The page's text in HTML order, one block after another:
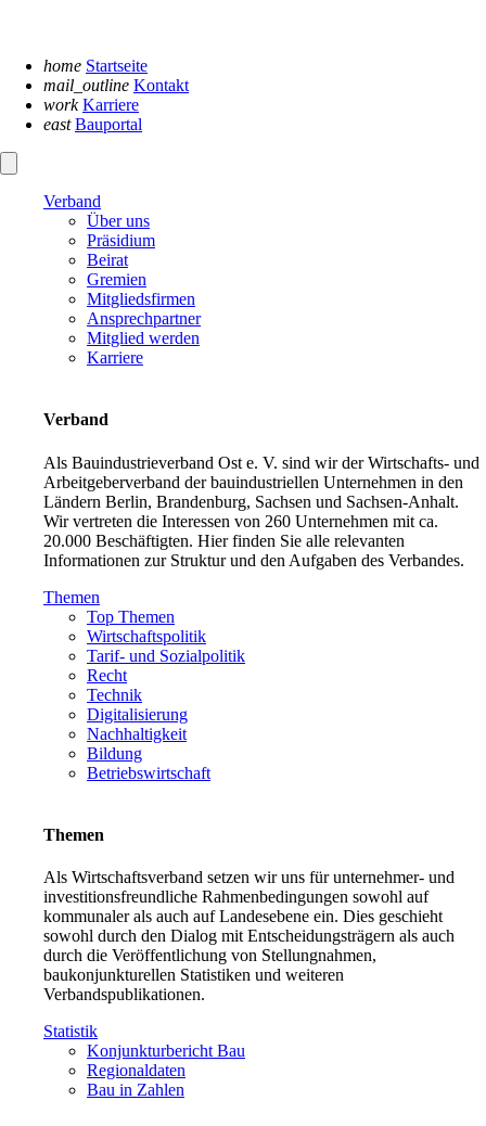
home Startseite
mail_outline Kontakt
work Karriere
east Bauportal
Verband
Über uns
Präsidium
Beirat
Gremien
Mitgliedsfirmen
Ansprechpartner
Mitglied werden
Karriere
Verband
Als Bauindustrieverband Ost e. V. sind wir der Wirtschafts- und
Arbeitgeberverband der bauindustriellen Unternehmen in den
Ländern Berlin, Brandenburg, Sachsen und Sachsen-Anhalt.
Wir vertreten die Interessen von 260 Unternehmen mit ca.
20.000 Beschäftigten. Hier finden Sie alle relevanten
Informationen zur Struktur und den Aufgaben des Verbandes.
Themen
Top Themen
Wirtschaftspolitik
Tarif- und Sozialpolitik
Recht
Technik
Digitalisierung
Nachhaltigkeit
Bildung
Betriebswirtschaft
Themen
Als Wirtschaftsverband setzen wir uns für unternehmer- und
investitionsfreundliche Rahmenbedingungen sowohl auf
kommunaler als auch auf Landesebene ein. Dies geschieht
sowohl durch den Dialog mit Entscheidungsträgern als auch
durch die Veröffentlichung von Stellungnahmen,
baukonjunkturellen Statistiken und weiteren
Verbandspublikationen.
Statistik
Konjunkturbericht Bau
Regionaldaten
Bau in Zahlen